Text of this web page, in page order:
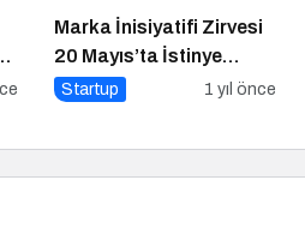
Marka İnisiyatifi Zirvesi
20 Mayıs’ta İstinye
Üniversitesi’nde!
Startup 1 yıl önce